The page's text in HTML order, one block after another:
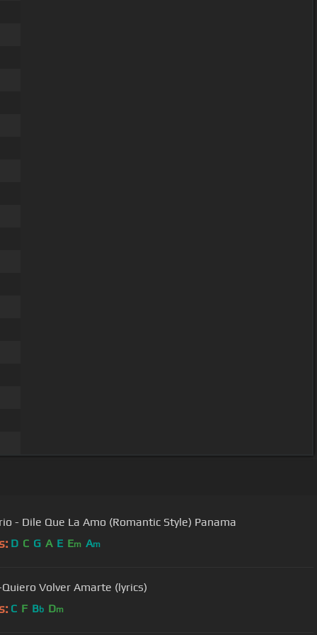
- Dile Que La Amo (Romantic Style) Panama
D C G A E Em Am
Volver Amarte (lyrics)
C F Bb Dm